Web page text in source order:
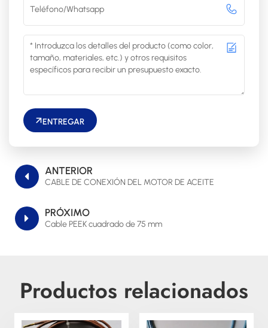
ENTREGAR
ANTERIOR
CABLE DE CONEXIÓN DEL MOTOR DE ACEITE
PRÓXIMO
Cable PEEK cuadrado de 75 mm
Productos relacionados